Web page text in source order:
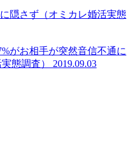
隠さず（オミカレ婚活実態
がお相手が突然音信不通に
態調査）
2019.09.03